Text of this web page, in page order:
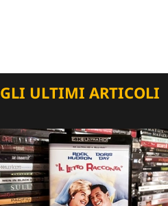
GLI ULTIMI ARTICOLI